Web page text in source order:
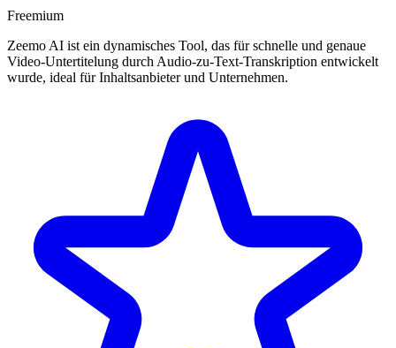
Freemium
Zeemo AI ist ein dynamisches Tool, das für schnelle und genaue
Video-Untertitelung durch Audio-zu-Text-Transkription entwickelt
wurde, ideal für Inhaltsanbieter und Unternehmen.